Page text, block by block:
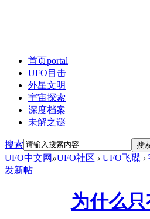
首页portal
UFO目击
外星文明
宇宙探索
深度档案
未解之谜
搜索 搜
UFO中文网 »UFO社区 › UFO飞碟 ›
发新帖
为什么